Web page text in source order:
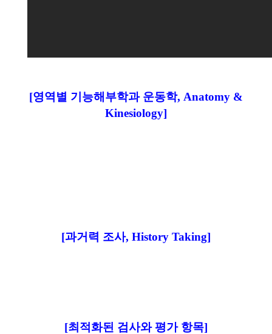
[영역별 기능해부학과 운동학, Anatomy &
Kinesiology]
[과거력 조사, History Taking]
[최적화된 검사와 평가 항목]